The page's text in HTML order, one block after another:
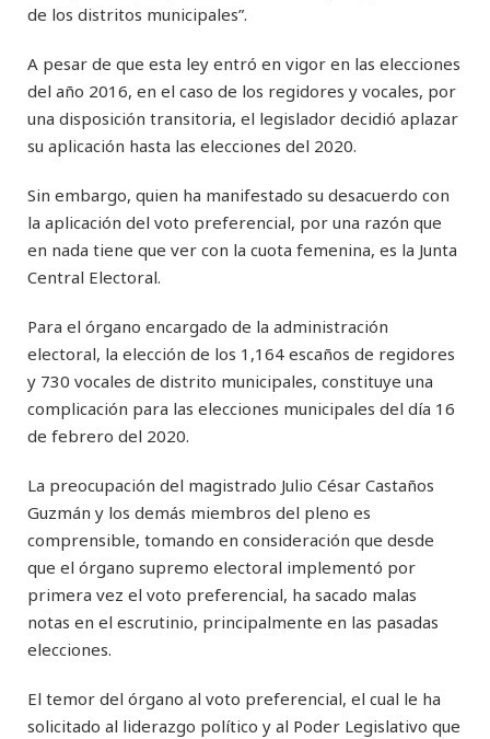
de los distritos municipales”.
A pesar de que esta ley entró en vigor en las elecciones
del año 2016, en el caso de los regidores y vocales, por
una disposición transitoria, el legislador decidió aplazar
su aplicación hasta las elecciones del 2020.
Sin embargo, quien ha manifestado su desacuerdo con
la aplicación del voto preferencial, por una razón que
en nada tiene que ver con la cuota femenina, es la Junta
Central Electoral.
Para el órgano encargado de la administración
electoral, la elección de los 1,164 escaños de regidores
y 730 vocales de distrito municipales, constituye una
complicación para las elecciones municipales del día 16
de febrero del 2020.
La preocupación del magistrado Julio César Castaños
Guzmán y los demás miembros del pleno es
comprensible, tomando en consideración que desde
que el órgano supremo electoral implementó por
primera vez el voto preferencial, ha sacado malas
notas en el escrutinio, principalmente en las pasadas
elecciones.
El temor del órgano al voto preferencial, el cual le ha
solicitado al liderazgo político y al Poder Legislativo que